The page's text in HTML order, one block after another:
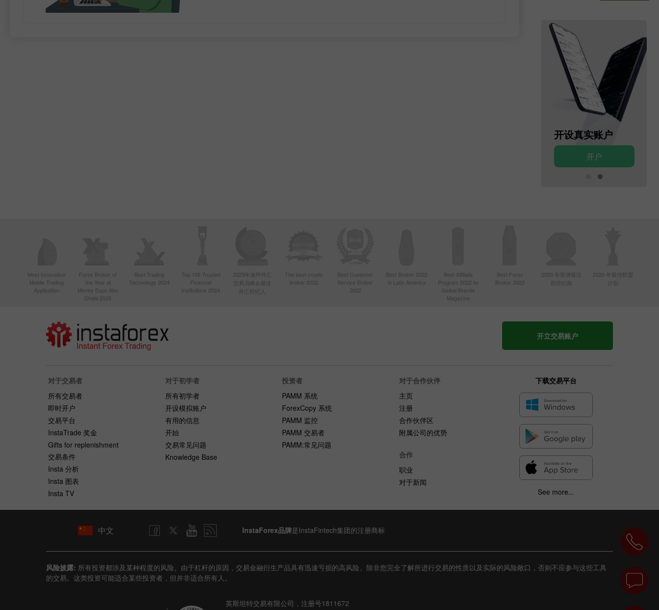
开设真实账户
开户
Most Innovative
Mobile Trading
Application
Forex Broker of
the Year at
Money Expo Abu
Dhabi 2025
Best Trading
Technology 2024
Top 100 Trusted
Financial
Institutions 2024
2023年迪拜外汇
交易员峰会最佳
外汇经纪人
The best crypto
broker 2022
Best Customer
Service Broker
2022
Best Broker 2022
in Latin America
Best Affiliate
Program 2022 by
Global Brands
Magazine
Best Forex
Broker 2022
2020 年亚洲最活
跃经纪商
2020 年最佳联盟
计划
开立交易账户
对于交易者
所有交易者
即时开户
交易平台
InstaTrade 奖金
Gifts for replenishment
交易条件
Insta 分析
Insta 图表
Insta TV
对于初学者
所有初学者
开设模拟账户
有用的信息
开始
交易常见问题
Knowledge Base
投资者
PAMM 系统
ForexCopy 系统
PAMM 监控
PAMM 交易者
PAMM:常见问题
对于合作伙伴
主页
注册
合作伙伴区
附属公司的优势
合作
职业
对于新闻
下载交易平台
See more...
中文 InstaForex品牌是InstaFintech集团的注册商标
风险披露: 所有投资都涉及某种程度的风险。由于杠杆的原因，交易金融衍生产品具有迅速亏损的高风险。除非您完全了解所进行交易的性质以及实际的风险敞口，否则不应参与这些工具
的交易。这类投资可能适合某些投资者，但并非适合所有人。
英斯坦特交易有限公司，注册号1811672